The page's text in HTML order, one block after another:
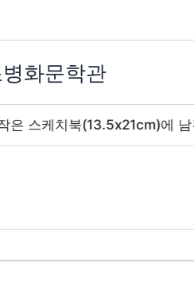
화문학관
케치북(13.5x21cm)에 남긴